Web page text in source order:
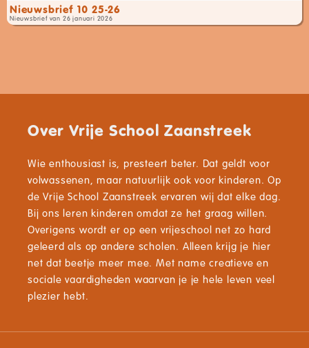
Nieuwsbrief 10 25-26
Nieuwsbrief van 26 januari 2026
Over Vrije School Zaanstreek
Wie enthousiast is, presteert beter. Dat geldt voor
volwassenen, maar natuurlijk ook voor kinderen. Op
de Vrije School Zaanstreek ervaren wij dat elke dag.
Bij ons leren kinderen omdat ze het graag willen.
Overigens wordt er op een vrijeschool net zo hard
geleerd als op andere scholen. Alleen krijg je hier
net dat beetje meer mee. Met name creatieve en
sociale vaardigheden waarvan je je hele leven veel
plezier hebt.